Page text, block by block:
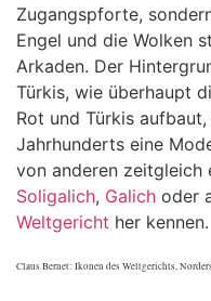
Zugangspforte,
Engel und die Wolken
Arkaden. Der
Türkis, wie überhaupt
Rot und Türkis
Jahrhunderts eine
von anderen zeitgleich
Soligalich, Galich oder
Weltgericht her kennen.
Claus Bernet: Ikonen des Weltgerichts,